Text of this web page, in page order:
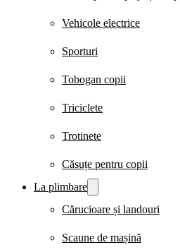
Vehicole electrice
Sporturi
Tobogan copii
Triciclete
Trotinete
Căsuțe pentru copii
La plimbare
Cărucioare și landouri
Scaune de mașină